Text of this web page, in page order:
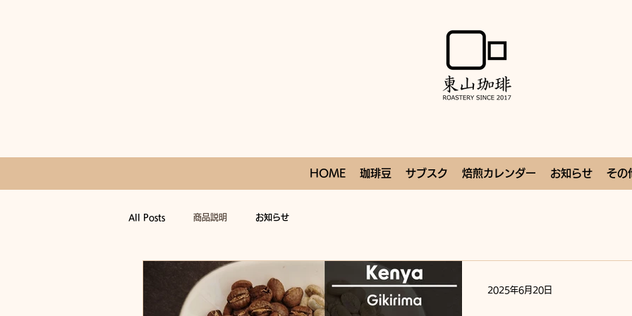
HOME 珈琲豆 サブスク 焙煎カレンダー お知らせ その
All Posts 商品説明 お知らせ
2025年6月20日